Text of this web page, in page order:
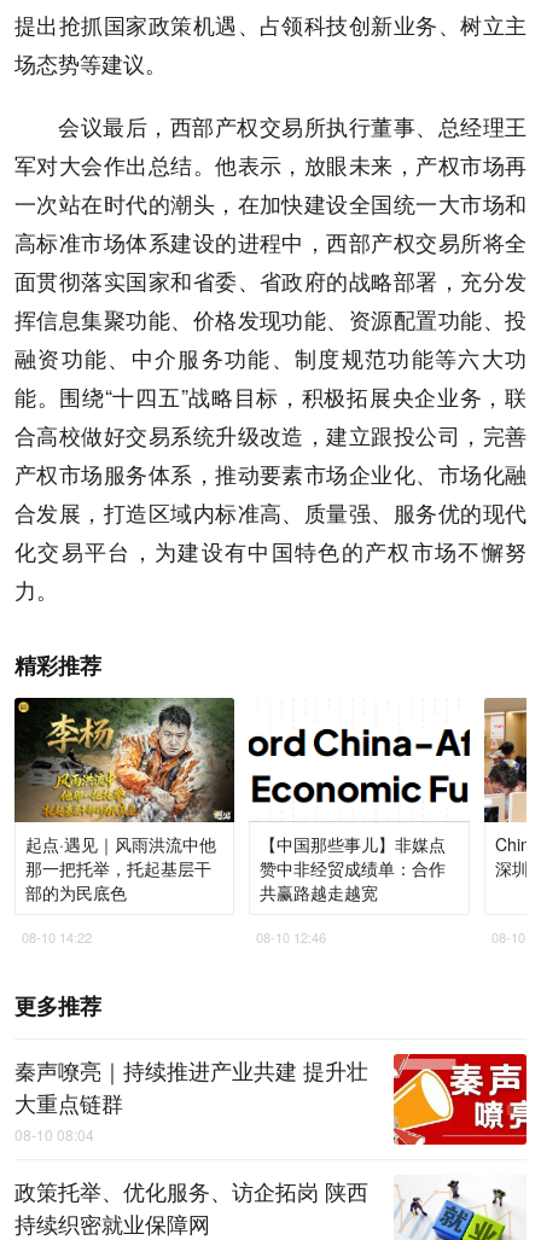
提出抢抓国家政策机遇、占领科技创新业务、树立主
场态势等建议。
会议最后，西部产权交易所执行董事、总经理王
军对大会作出总结。他表示，放眼未来，产权市场再
一次站在时代的潮头，在加快建设全国统一大市场和
高标准市场体系建设的进程中，西部产权交易所将全
面贯彻落实国家和省委、省政府的战略部署，充分发
挥信息集聚功能、价格发现功能、资源配置功能、投
融资功能、中介服务功能、制度规范功能等六大功
能。围绕“十四五”战略目标，积极拓展央企业务，联
合高校做好交易系统升级改造，建立跟投公司，完善
产权市场服务体系，推动要素市场企业化、市场化融
合发展，打造区域内标准高、质量强、服务优的现代
化交易平台，为建设有中国特色的产权市场不懈努
力。
精彩推荐
起点·遇见｜风雨洪流中他
那一把托举，托起基层干
部的为民底色
08-10 14:22
【中国那些事儿】非媒点
赞中非经贸成绩单：合作
共赢路越走越宽
08-10 12:46
深圳
08-10
更多推荐
秦声嘹亮｜持续推进产业共建 提升壮
大重点链群
08-10 08:04
政策托举、优化服务、访企拓岗 陕西
持续织密就业保障网